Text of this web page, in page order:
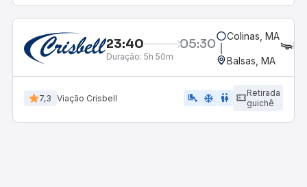
23:40 05:30
Duração: 5h 50m
Colinas, MA
Balsas, MA
7,3 Viação Crisbell airline_seat_legroom_extra ac_unit wc
Retirada
guichê